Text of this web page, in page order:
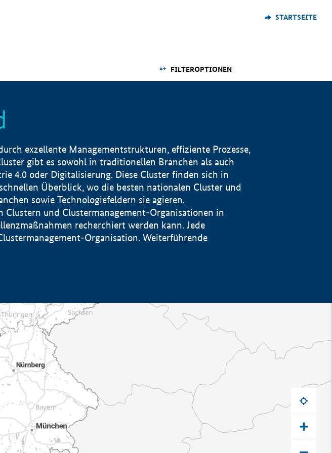
STARTSEITE
FILTEROPTIONEN
exzellente Managementstrukturen, effiziente Prozesse,
gibt es sowohl in traditionellen Branchen als auch
4.0 oder Digitalisierung. Diese Cluster finden sich in
Überblick, wo die besten nationalen Cluster und
sowie Technologiefeldern sie agieren.
Clustern und Clustermanagement-Organisationen in
recherchiert werden kann. Jede
Organisation. Weiterführende
+